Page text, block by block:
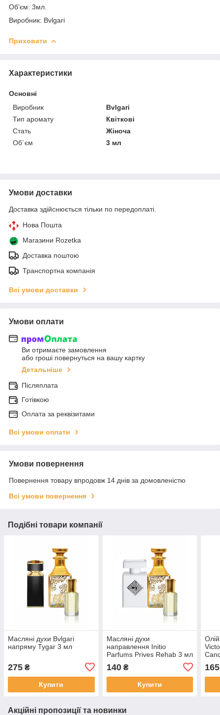
Об’єм: 3мл.
Виробник: Bvlgari
Приховати
Характеристики
Основні
Виробник
Bvlgari
Тип аромату
Квіткові
Стать
Жіноча
Об`єм
3 мл
Умови доставки
Доставка здійснюється тільки по передоплаті.
Нова Пошта
Магазини Rozetka
Доставка поштою
Транспортна компанія
Всі умови доставки
Умови оплати
Ви отримаєте замовлення
або гроші повернуться на вашу картку
Детальніше
Післяплата
Готівкою
Оплата за реквізитами
Всі умови оплати
Умови повернення
Повернення товару впродовж 14 днів за домовленістю
Всі умови повернення
Подібні товари компанії
Масляні духи Bvlgari
напряму Tygar 3 мл
275 ₴
Купити
Масляні духи
направлення Initio
Parfums Prives Rehab 3 мл
140₴
Купити
165
Акційні пропозиції та новинки